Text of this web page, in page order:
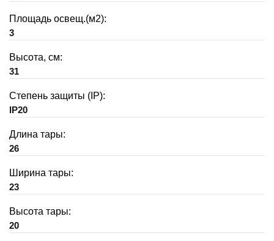
Площадь освещ.(м2):
3
Высота, см:
31
Степень защиты (IP):
IP20
Длина тары:
26
Ширина тары:
23
Высота тары:
20